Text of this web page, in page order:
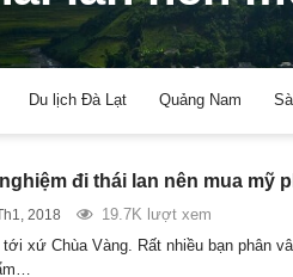
Du lịch Đà Lạt Quảng Nam
đi thái lan nên mua mỹ
2018
19.7K lượt xem
tới xứ Chùa Vàng. Rất nhiều bạn phân